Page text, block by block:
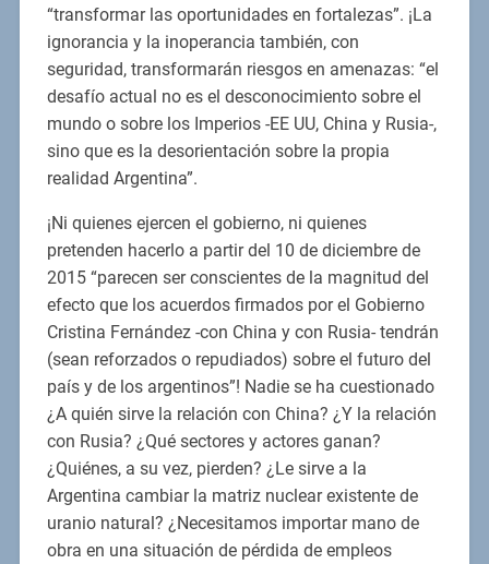
“transformar las oportunidades en fortalezas”. ¡La
ignorancia y la inoperancia también, con
seguridad, transformarán riesgos en amenazas: “el
desafío actual no es el desconocimiento sobre el
mundo o sobre los Imperios -EE UU, China y Rusia-,
sino que es la desorientación sobre la propia
realidad Argentina”.
¡Ni quienes ejercen el gobierno, ni quienes
pretenden hacerlo a partir del 10 de diciembre de
2015 “parecen ser conscientes de la magnitud del
efecto que los acuerdos firmados por el Gobierno
Cristina Fernández -con China y con Rusia- tendrán
(sean reforzados o repudiados) sobre el futuro del
país y de los argentinos”! Nadie se ha cuestionado
¿A quién sirve la relación con China? ¿Y la relación
con Rusia? ¿Qué sectores y actores ganan?
¿Quiénes, a su vez, pierden? ¿Le sirve a la
Argentina cambiar la matriz nuclear existente de
uranio natural? ¿Necesitamos importar mano de
obra en una situación de pérdida de empleos